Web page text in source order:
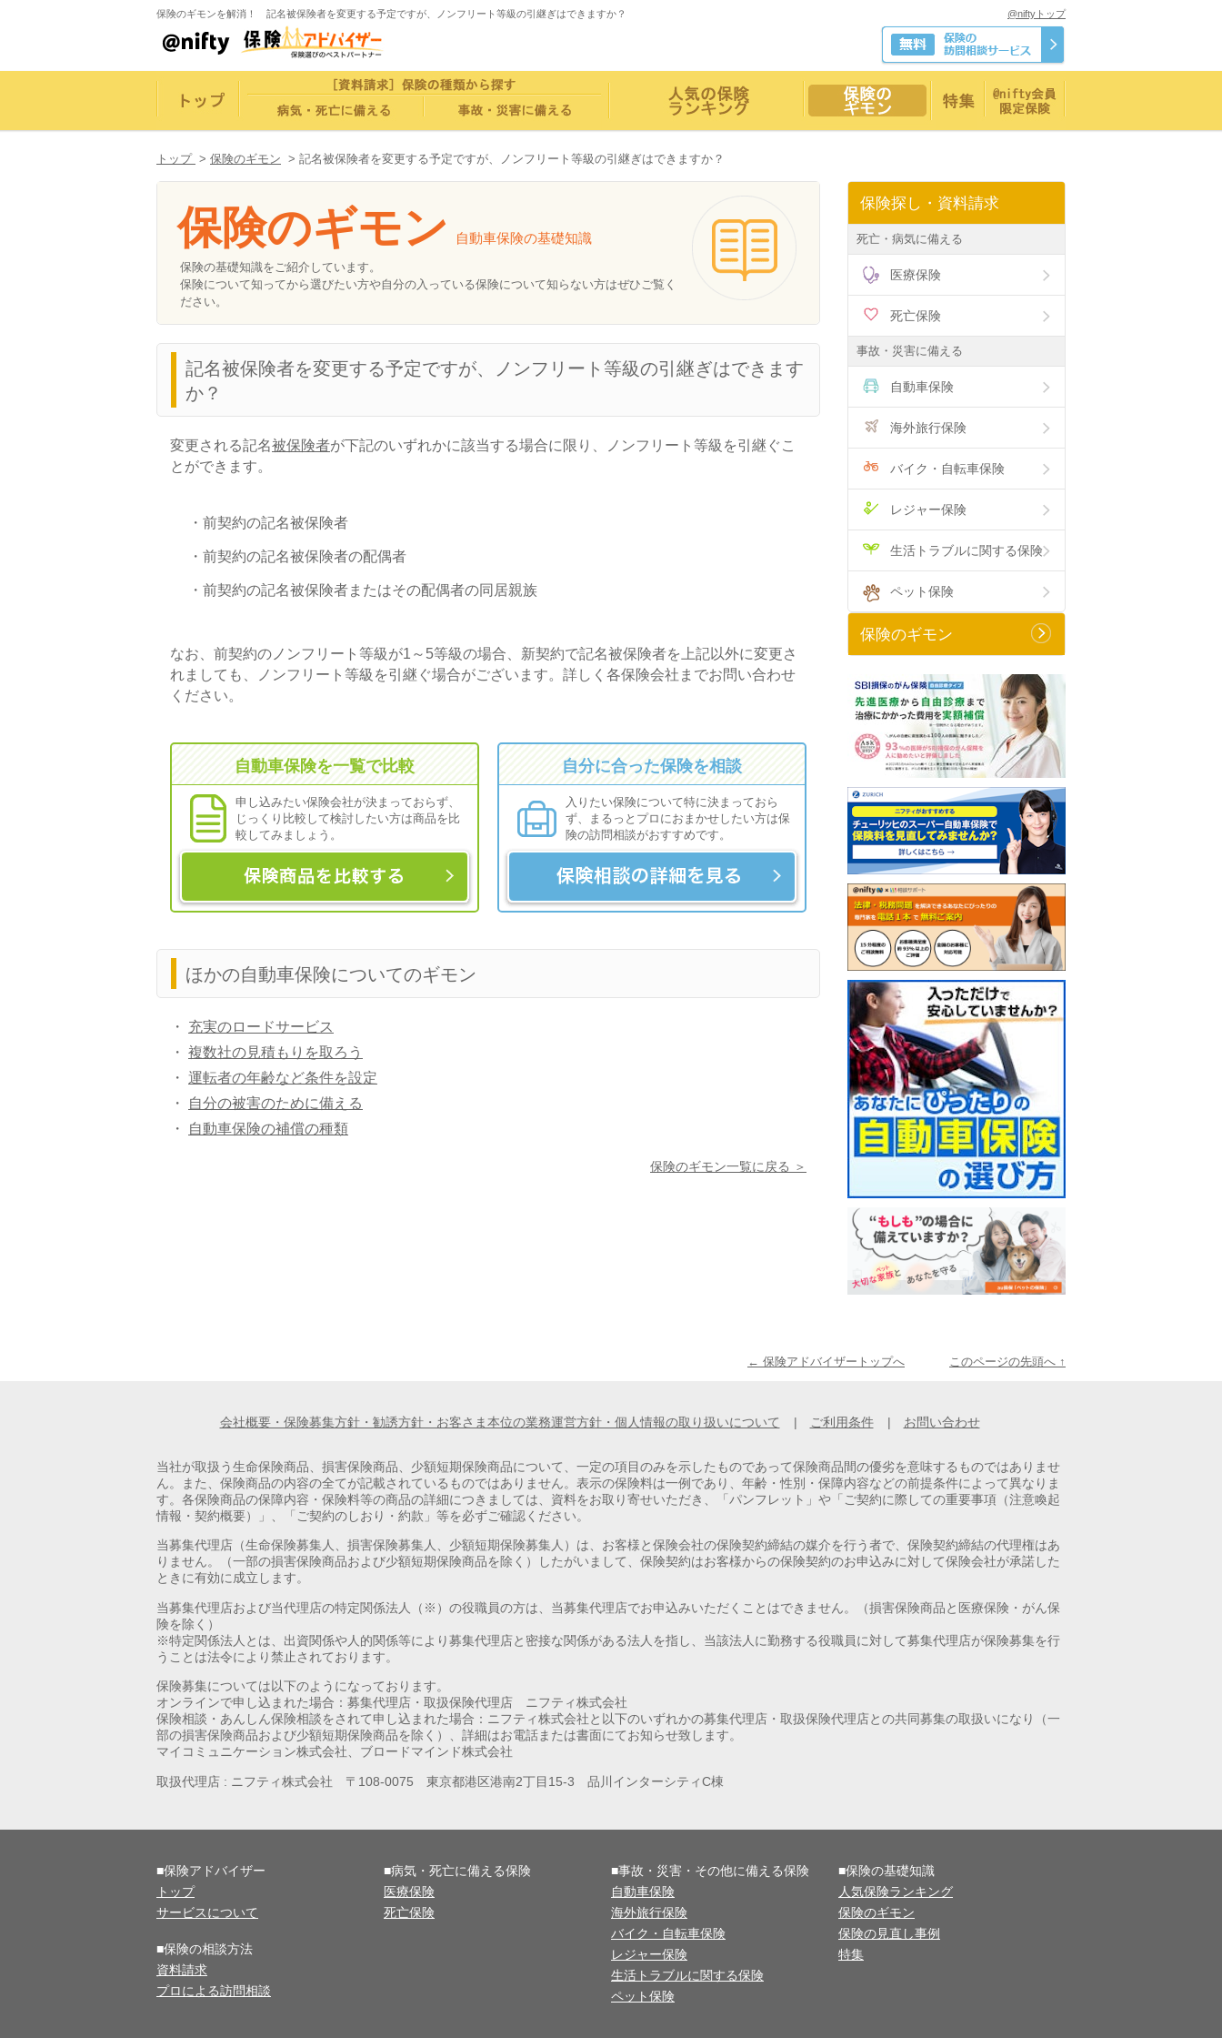
保険のギモンを解消！ 記名被保険者を変更する予定ですが、ノンフリート等級の引継ぎはできますか？ @niftyトップ
トップ > 保険のギモン > 記名被保険者を変更する予定ですが、ノンフリート等級の引継ぎはできますか？
保険のギモン 自動車保険の基礎知識
保険の基礎知識をご紹介しています。
保険について知ってから選びたい方や自分の入っている保険について知らない方はぜひご覧く
ださい。
記名被保険者を変更する予定ですが、ノンフリート等級の引継ぎはできます
か？
変更される記名被保険者が下記のいずれかに該当する場合に限り、ノンフリート等級を引継ぐこ
とができます。
・ 前契約の記名被保険者
・ 前契約の記名被保険者の配偶者
・ 前契約の記名被保険者またはその配偶者の同居親族
なお、前契約のノンフリート等級が1～5等級の場合、新契約で記名被保険者を上記以外に変更さ
れましても、ノンフリート等級を引継ぐ場合がございます。詳しく各保険会社までお問い合わせ
ください。
自動車保険を一覧で比較
申し込みたい保険会社が決まっておらず、
じっくり比較して検討したい方は商品を比
較してみましょう。
自分に合った保険を相談
入りたい保険について特に決まっておら
ず、まるっとプロにおまかせしたい方は保
険の訪問相談がおすすめです。
ほかの自動車保険についてのギモン
・
充実のロードサービス
・ 複数社の見積もりを取ろう
・ 運転者の年齢など条件を設定
・
自分の被害のために備える
・
自動車保険の補償の種類
保険のギモン一覧に戻る ＞
保険探し・資料請求
死亡・病気に備える
医療保険
死亡保険
事故・災害に備える
自動車保険
海外旅行保険
バイク・自転車保険
レジャー保険
生活トラブルに関する保険
ペット保険
保険のギモン
← 保険アドバイザートップへ このページの先頭へ ↑
会社概要・保険募集方針・勧誘方針・お客さま本位の業務運営方針・個人情報の取り扱いについて | ご利用条件 | お問い合わせ
当社が取扱う生命保険商品、損害保険商品、少額短期保険商品について、一定の項目のみを示したものであって保険商品間の優劣を意味するものではありませ
ん。また、保険商品の内容の全てが記載されているものではありません。表示の保険料は一例であり、年齢・性別・保障内容などの前提条件によって異なりま
す。各保険商品の保障内容・保険料等の商品の詳細につきましては、資料をお取り寄せいただき、「パンフレット」や「ご契約に際しての重要事項（注意喚起
情報・契約概要）」、「ご契約のしおり・約款」等を必ずご確認ください。
当募集代理店（生命保険募集人、損害保険募集人、少額短期保険募集人）は、お客様と保険会社の保険契約締結の媒介を行う者で、保険契約締結の代理権はあ
りません。（一部の損害保険商品および少額短期保険商品を除く）したがいまして、保険契約はお客様からの保険契約のお申込みに対して保険会社が承諾した
ときに有効に成立します。
当募集代理店および当代理店の特定関係法人（※）の役職員の方は、当募集代理店でお申込みいただくことはできません。（損害保険商品と医療保険・がん保
険を除く）
※特定関係法人とは、出資関係や人的関係等により募集代理店と密接な関係がある法人を指し、当該法人に勤務する役職員に対して募集代理店が保険募集を行
うことは法令により禁止されております。
保険募集については以下のようになっております。
オンラインで申し込まれた場合：募集代理店・取扱保険代理店 ニフティ株式会社
保険相談・あんしん保険相談をされて申し込まれた場合：ニフティ株式会社と以下のいずれかの募集代理店・取扱保険代理店との共同募集の取扱いになり（一
部の損害保険商品および少額短期保険商品を除く）、詳細はお電話または書面にてお知らせ致します。
マイコミュニケーション株式会社、ブロードマインド株式会社
取扱代理店 : ニフティ株式会社 〒108-0075 東京都港区港南2丁目15-3 品川インターシティC棟
■保険アドバイザー
トップ
サービスについて
■保険の相談方法
資料請求
プロによる訪問相談
■病気・死亡に備える保険
医療保険
死亡保険
■事故・災害・その他に備える保険
自動車保険
海外旅行保険
バイク・自転車保険
レジャー保険
生活トラブルに関する保険
ペット保険
■保険の基礎知識
人気保険ランキング
保険のギモン
保険の見直し事例
特集